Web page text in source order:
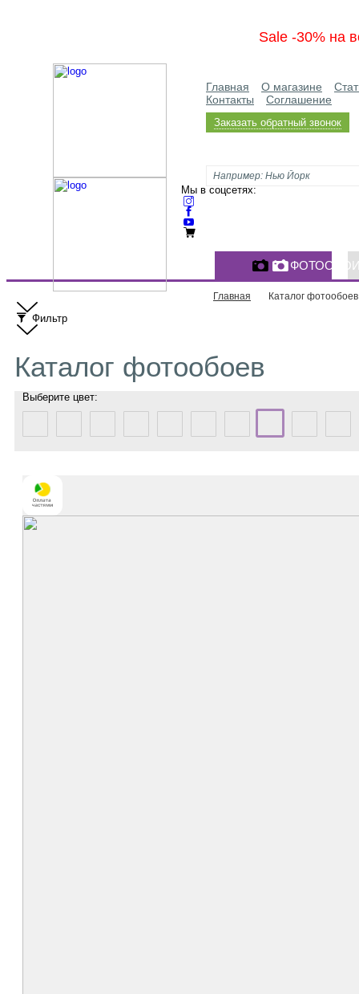
Sale -30% на
Главная О магазине
Контакты
Соглашение
Заказать обратный звонок
Мы в соцсетях:
Главная Каталог фотообоев
Фильтр
Каталог фотообоев
Выберите цвет: